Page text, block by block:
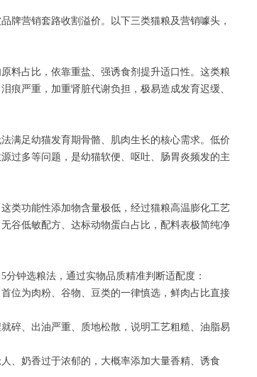
牌营销套路收割溢价。以下三类猫粮及营销噱头，
料占比，依靠重盐、强诱食剂提升适口性。这类粮
痕严重，加重肾脏代谢负担，极易造成发育迟缓、
满足幼猫发育期骨骼、肌肉生长的核心需求。低价
过多等问题，是幼猫软便、呕吐、肠胃炎频发的主
类功能性添加物含量极低，经过猫粮高温膨化工艺
谷低敏配方、达标动物蛋白占比，配料表极简纯净
钟选粮法，通过实物品质精准判断适配度：
位为肉粉、谷物、豆类的一律慎选，鲜肉占比直接
碎、出油严重、质地松散，说明工艺粗糙、油脂易
、奶香过于浓郁的，大概率添加大量香精、诱食